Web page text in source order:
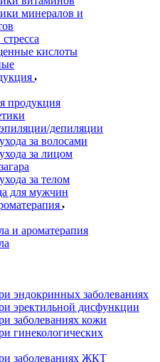
минералов и
кислоты
продукция
депиляции
за волосами
за лицом
за телом
для мужчин
и ароматерапия
эндокринных заболеваниях
эректильной дисфункции
заболеваниях кожи
гинекологических
заболеваниях ЖКТ